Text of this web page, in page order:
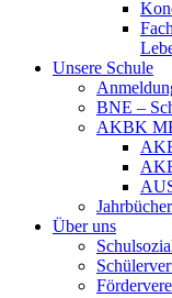
Unsere Schule
BNE –
AKBK
Jahrbücher
Über uns